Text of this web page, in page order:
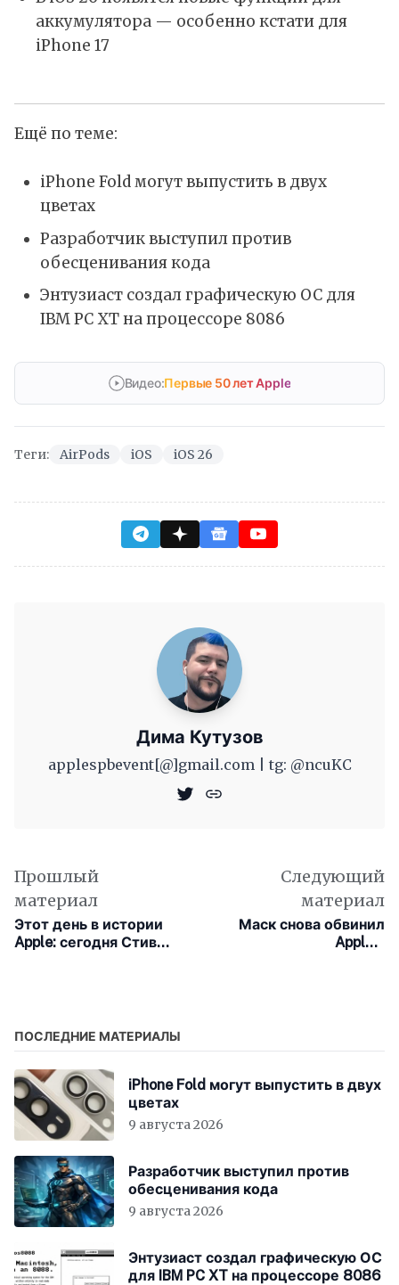
аккумулятора — особенно кстати для
iPhone 17
Ещё по теме:
iPhone Fold могут выпустить в двух
цветах
Разработчик выступил против
обесценивания кода
Энтузиаст создал графическую ОС для
IBM PC XT на процессоре 8086
Видео:Первые 50 лет Apple
Теги: AirPods iOS iOS 26
Дима Кутузов
applespbevent[@]gmail.com | tg: @ncuKC
Прошлый
материал
Этот день в истории
Apple: сегодня Стив
Следующий
материал
Маск снова обвинил
Apple в
ПОСЛЕДНИЕ МАТЕРИАЛЫ
iPhone Fold могут выпустить в двух
цветах
9 августа 2026
Разработчик выступил против
обесценивания кода
9 августа 2026
Энтузиаст создал графическую ОС
для IBM PC XT на процессоре 8086